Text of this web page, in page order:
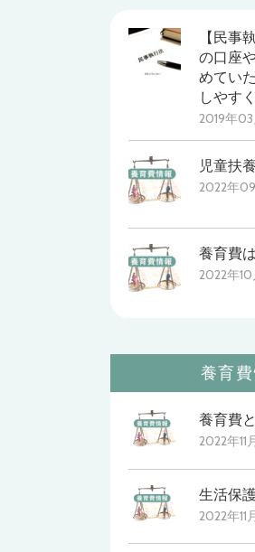
【民事
の口座
めてい
しやす
2019年
児童扶
2022年09
養育費
2022年10
養育
養育費
2022年11
生活保
2022年11